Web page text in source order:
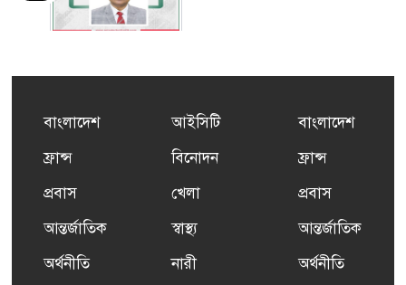
৫
এর সম্পূর্ণ বিনামূল্যের সুশি
ফ্রান্সসহ ইউরোপীয় দেশসমূহে
দাবদাহ: কারণ, প্রভাব ও করণীয়
ফ্রান্সে সংবর্ধিত হলেন যুক্তরাজ্য
বিএনপি’র আহ্বায়ক কমিটির
বাংলাদেশ
ফ্রান্স
প্রবাস
আন্তর্জাতিক
অর্থনীতি
আইসিটি
বিনোদন
খেলা
স্বাস্থ্য
নারী
বাংলাদেশ
ফ্রান্স
প্রবাস
আন্তর্জাতিক
অর্থনীতি